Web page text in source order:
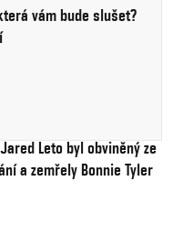
vám bude slušet?
Leto byl obviněný ze
a zemřely Bonnie Tyler